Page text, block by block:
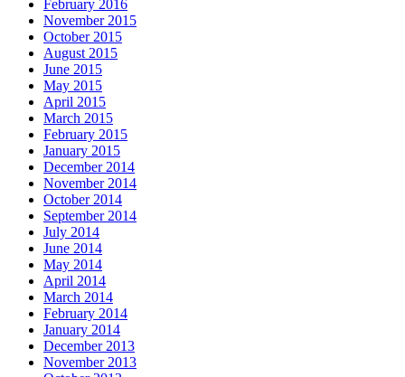
February 2016
November 2015
October 2015
August 2015
June 2015
May 2015
April 2015
March 2015
February 2015
January 2015
December 2014
November 2014
October 2014
September 2014
July 2014
June 2014
May 2014
April 2014
March 2014
February 2014
January 2014
December 2013
November 2013